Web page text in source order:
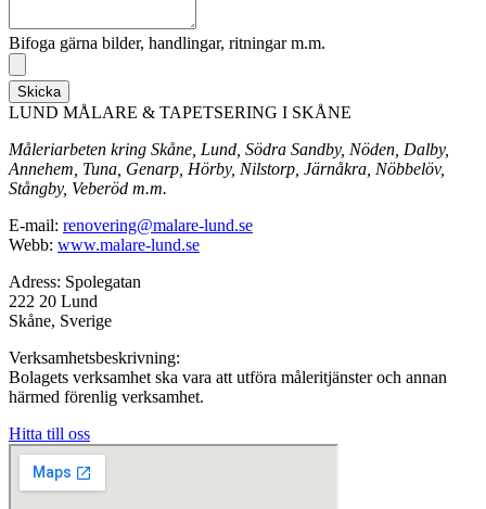
Bifoga gärna bilder, handlingar, ritningar m.m.
Skicka
LUND MÅLARE & TAPETSERING I SKÅNE
Måleriarbeten kring Skåne, Lund, Södra Sandby, Nöden, Dalby,
Annehem, Tuna, Genarp, Hörby, Nilstorp, Järnåkra, Nöbbelöv,
Stångby, Veberöd m.m.
E-mail: renovering@malare-lund.se
Webb: www.malare-lund.se
Adress: Spolegatan
222 20 Lund
Skåne, Sverige
Verksamhetsbeskrivning:
Bolagets verksamhet ska vara att utföra måleritjänster och annan
härmed förenlig verksamhet.
Hitta till oss